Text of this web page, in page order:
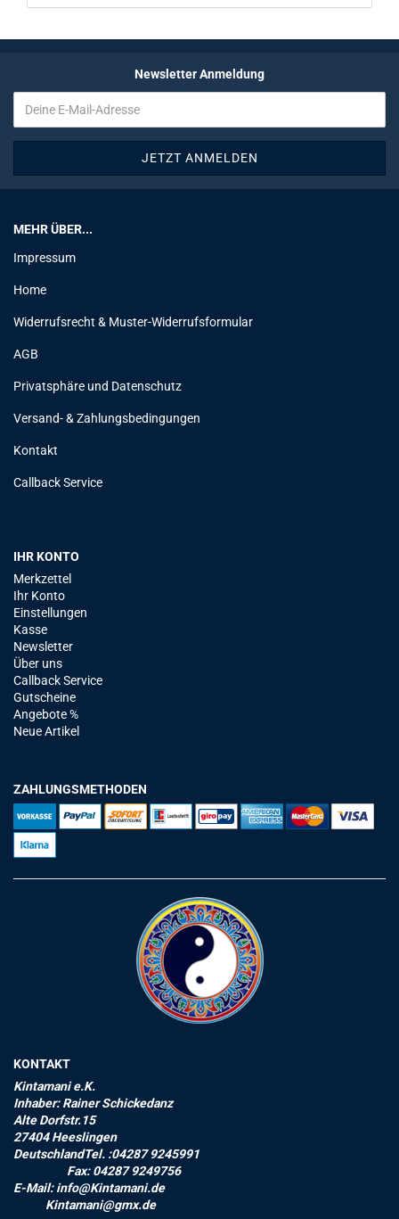
Newsletter Anmeldung
MEHR ÜBER...
Impressum
Home
Widerrufsrecht & Muster-Widerrufsformular
AGB
Privatsphäre und Datenschutz
Versand- & Zahlungsbedingungen
Kontakt
Callback Service
IHR KONTO
Merkzettel
Ihr Konto
Einstellungen
Kasse
Newsletter
Über uns
Callback Service
Gutscheine
Angebote %
Neue Artikel
ZAHLUNGSMETHODEN
KONTAKT
Kintamani e.K.
Inhaber: Rainer Schickedanz
Alte Dorfstr.15
27404 Heeslingen
DeutschlandTel. :04287 9245991
Fax: 04287 9249756
E-Mail: info@Kintamani.de
Kintamani@gmx.de